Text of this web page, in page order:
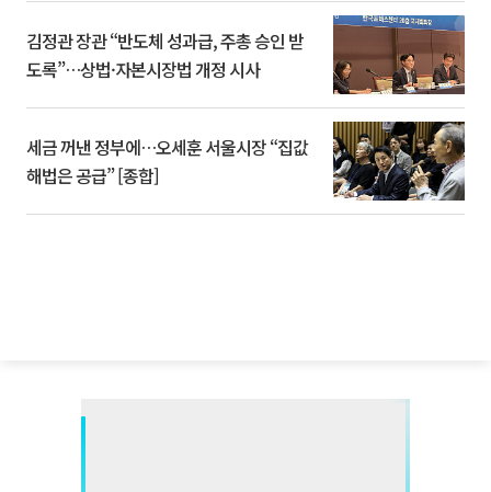
김정관 장관 “반도체 성과급, 주총 승인 받
도록”…상법·자본시장법 개정 시사
세금 꺼낸 정부에…오세훈 서울시장 “집값
해법은 공급” [종합]